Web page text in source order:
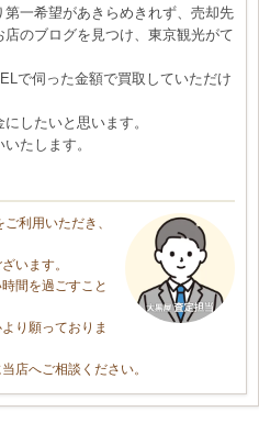
一希望があきらめきれず、売却先
のブログを見つけ、東京観光がて
で伺った金額で買取していただけ
したいと思います。
たします。
利用いただき、
います。
間を過ごすこと
り願っておりま
店へご相談ください。